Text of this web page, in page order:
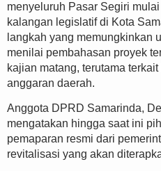
menyeluruh Pasar Segiri
kalangan legislatif di Kota
langkah yang memungkinkan
menilai pembahasan proyek
kajian matang, terutama
anggaran daerah.
Anggota DPRD Samarinda,
mengatakan hingga saat ini
pemaparan resmi dari
revitalisasi yang akan